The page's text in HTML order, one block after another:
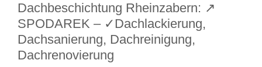
Dachbeschichtung Rheinzabern: ↗️
SPODAREK – ✓Dachlackierung,
Dachsanierung, Dachreinigung,
Dachrenovierung